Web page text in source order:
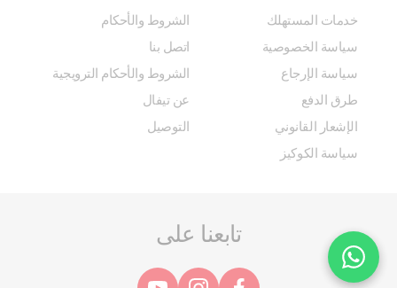
خدمات المستهلك
الشروط والأحكام
سياسة الخصوصية
اتصل بنا
سياسة الإرجاع
الشروط والأحكام الترويجية
طرق الدفع
عن تيفال
الإشعار القانوني
التوصيل
سياسة الكوكيز
تابعنا على